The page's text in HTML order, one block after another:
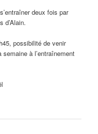
deux fois par
d’Alain.
possibilité de venir
à l’entraînement